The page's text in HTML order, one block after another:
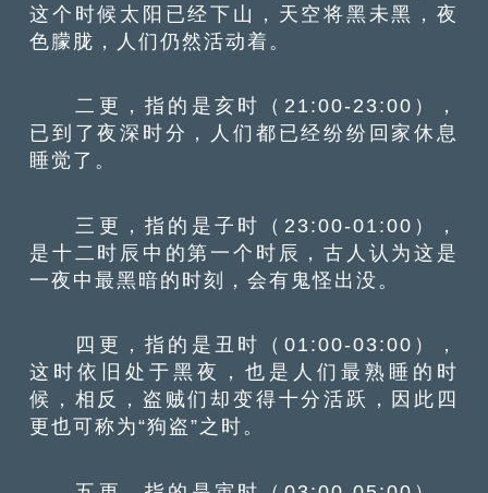
这个时候太阳已经下山，天空将黑未黑，夜
色朦胧，人们仍然活动着。
二更，指的是亥时（21:00-23:00），
已到了夜深时分，人们都已经纷纷回家休息
睡觉了。
三更，指的是子时（23:00-01:00），
是十二时辰中的第一个时辰，古人认为这是
一夜中最黑暗的时刻，会有鬼怪出没。
四更，指的是丑时（01:00-03:00），
这时依旧处于黑夜，也是人们最熟睡的时
候，相反，盗贼们却变得十分活跃，因此四
更也可称为“狗盗”之时。